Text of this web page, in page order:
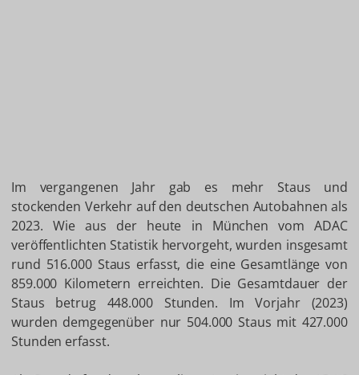
Im vergangenen Jahr gab es mehr Staus und
stockenden Verkehr auf den deutschen Autobahnen als
2023. Wie aus der heute in München vom ADAC
veröffentlichten Statistik hervorgeht, wurden insgesamt
rund 516.000 Staus erfasst, die eine Gesamtlänge von
859.000 Kilometern erreichten. Die Gesamtdauer der
Staus betrug 448.000 Stunden. Im Vorjahr (2023)
wurden demgegenüber nur 504.000 Staus mit 427.000
Stunden erfasst.